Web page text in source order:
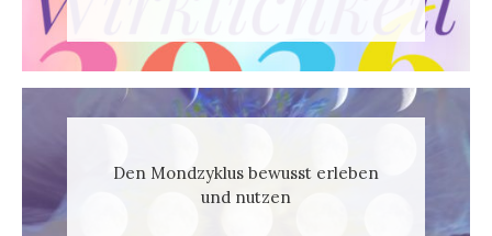
Den Mondzyklus bewusst erleben
und nutzen